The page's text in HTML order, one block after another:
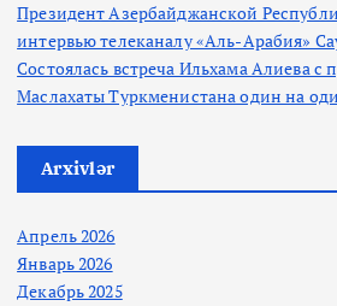
Президент Азербайджанской
интервью телеканалу «Аль-Арабия»
Состоялась встреча Ильхама Алиева с
Маслахаты Туркменистана один на
Arxivlər
Апрель 2026
Январь 2026
Декабрь 2025